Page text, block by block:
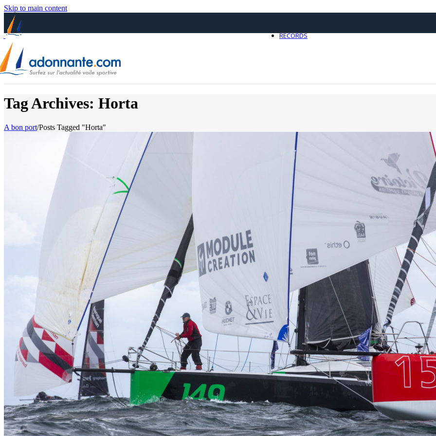
Skip to main content
0
RECORDS
Mai
Classe Ultim 32/23
,Records Trophée Jules Verne
Un nouveau Maxi Edmond de
Source
Gitana Team
8 mai 2025
0
Tag Archives: Horta
A bon port/Posts Tagged "Horta"